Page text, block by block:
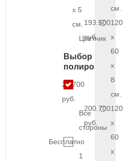
x 5
см.
Цветник
Выбор
полировки
21.700
руб.
Все
стороны
Бесплатно
1
см.
193.500
руб.
120
x
60
x
8
см.
200.700
руб.
120
x
60
x